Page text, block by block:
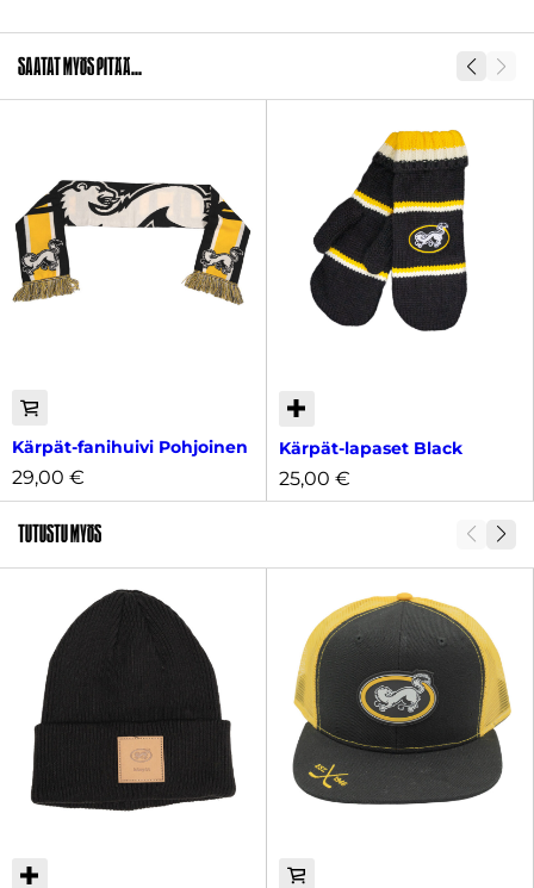
Koko
XXS, XS, S, M, L, XL, XXL, 3XL
SKU
Saatat myös pitää...
Kärpät-fanihuivi Pohjoinen
29,00 €
Kärpät-lapaset Black
25,00 €
Tutustu myös